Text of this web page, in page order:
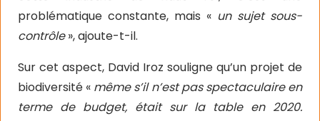
problématique constante, mais « un sujet sous-
contrôle», ajoute-t-il.
Sur cet aspect, David Iroz souligne qu’un projet de
biodiversité « même s’il n’est pas spectaculaire en
terme de budget, était sur la table en 2020.